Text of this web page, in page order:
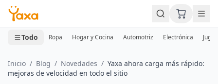
MINI CARRITO
0 productos
Todo Ropa Hogar y Cocina Automotriz Electrónica
Inicio / Blog / Novedades / Yaxa ahora carga más rápido:
mejoras de velocidad en todo el sitio